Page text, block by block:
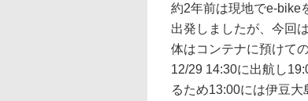
約2年前は現地でe-bike
出発しましたが、今回
体はコンテナに預けて
12/29 14:30に出航し
るため13:00には伊豆大